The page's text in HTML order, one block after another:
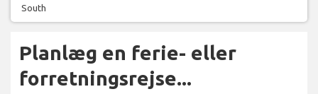
South
Planlæg en ferie- eller
forretningsrejse...